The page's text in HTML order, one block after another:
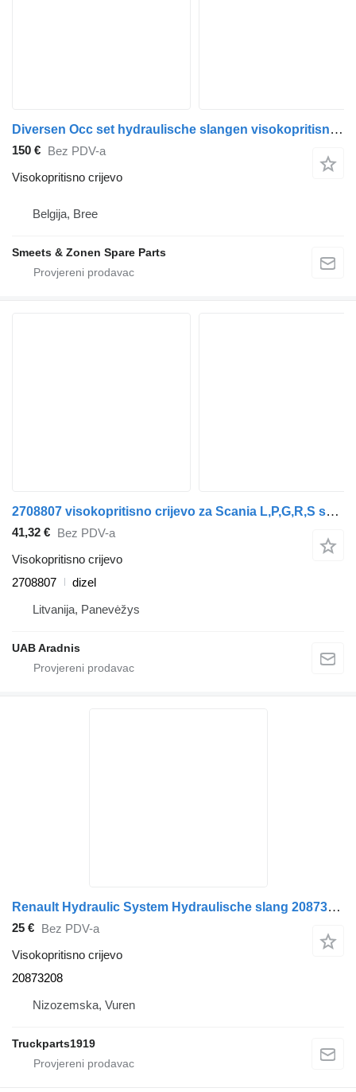
Diversen Occ set hydraulische slangen visokopritisno crijevo za kamiona
150 € Bez PDV-a
Visokopritisno crijevo
Belgija, Bree
Smeets & Zonen Spare Parts
2708807 visokopritisno crijevo za Scania L,P,G,R,S series kamiona
41,32 € Bez PDV-a
Visokopritisno crijevo
2708807
dizel
Litvanija, Panevėžys
UAB Aradnis
Renault Hydraulic System Hydraulische slang 20873208 visokopritisno crijevo za kamiona
25 € Bez PDV-a
Visokopritisno crijevo
20873208
Nizozemska, Vuren
Truckparts1919